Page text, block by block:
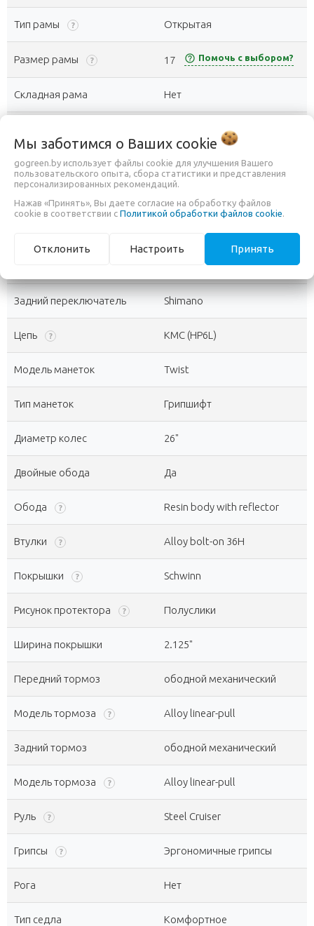
Тип рамы ? Открытая
Размер рамы ? 17 help_outline Помочь с выбором?
Складная рама Нет
с внешним переключением
Количество скоростей ? 7 (1x7)
Каретка One piece
One piece steel 44T
14-28T, 7-speed
Задний переключатель Shimano
Цепь ? KMC (HP6L)
Модель манеток Twist
Тип манеток Грипшифт
Диаметр колес 26"
Двойные обода Да
Обода ? Resin body with reflector
Втулки ? Alloy bolt-on 36H
Покрышки ? Schwinn
Рисунок протектора ? Полуслики
Ширина покрышки 2.125"
Передний тормоз ободной механический
Модель тормоза ? Alloy linear-pull
Задний тормоз ободной механический
Модель тормоза ? Alloy linear-pull
Руль ? Steel Cruiser
Грипсы ? Эргономичные грипсы
Рога Нет
Тип седла Комфортное
Мы заботимся о Ваших cookie
gogreen.by использует файлы cookie для улучшения Вашего
пользовательского опыта, сбора статистики и представления
персонализированных рекомендаций.
Нажав «Принять», Вы даете согласие на обработку файлов
cookie в соответствии с Политикой обработки файлов cookie
Отклонить Настроить Принять